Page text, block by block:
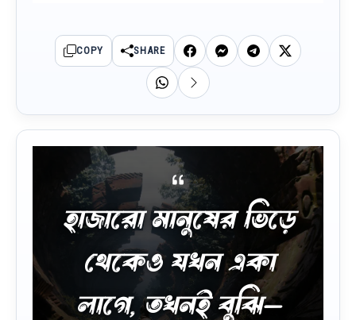
COPY SHARE
হাজারো মানুষের ভিড়ে
থেকেও যখন একা
লাগে, তখনই বুঝি—